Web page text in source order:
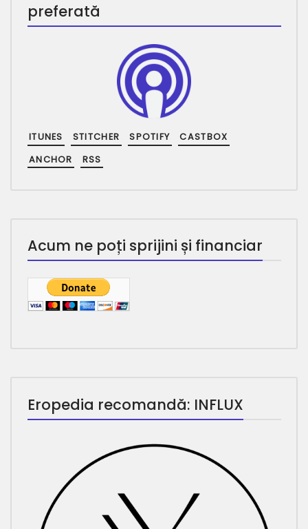
preferată
ITUNES STITCHER SPOTIFY
CASTBOX
ANCHOR
RSS
Acum ne poți sprijini și financiar
Eropedia recomandă: INFLUX